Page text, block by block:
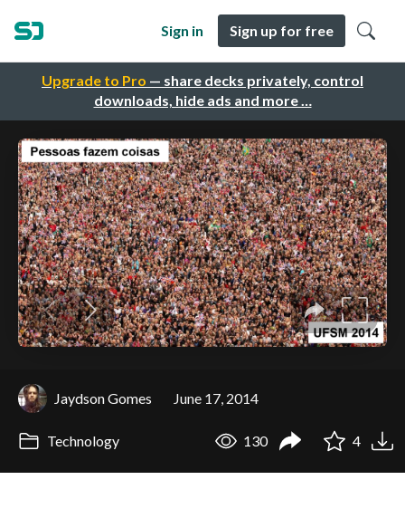
Upgrade to Pro — share decks privately, control
downloads, hide ads and more …
Sign in Sign up for free
Jaydson Gomes June 17, 2014
Technology 130 4